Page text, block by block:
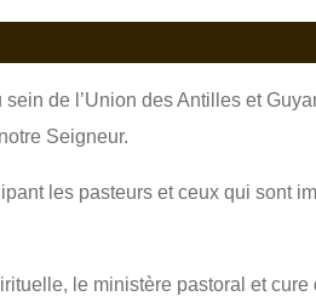
de l’Union des Antilles et
Seigneur.
les pasteurs et ceux qui sont
le ministère pastoral et